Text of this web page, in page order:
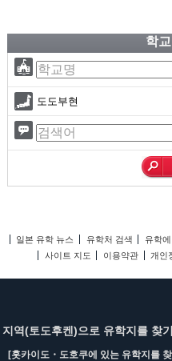
학
도도부현
일본 유학 뉴스 유학처 검색 유학
사이트 지도
이용약관 개인
지역(토도후켄)으로 유학지를 찾기
[홋카이도・도호쿠에 있는 유학지를